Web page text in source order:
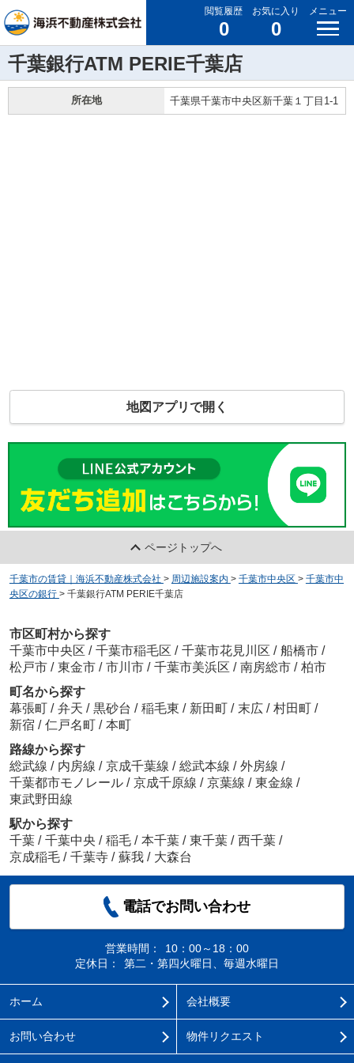
閲覧履歴
0
お気に入り
0
メニュー
千葉銀行ATM PERIE千葉店
所在地 千葉県千葉市中央区新千葉１丁目1-1
地図アプリで開く
ページトップへ
千葉市の賃貸｜海浜不動産株式会社 > 周辺施設案内 > 千葉市中央区 > 千葉市中
央区の銀行 > 千葉銀行ATM PERIE千葉店
市区町村から探す
千葉市中央区 / 千葉市稲毛区 / 千葉市花見川区 / 船橋市 /
松戸市 / 東金市 / 市川市 / 千葉市美浜区 / 南房総市 / 柏市
町名から探す
幕張町 / 弁天 / 黒砂台 / 稲毛東 / 新田町 / 末広 / 村田町 /
新宿 / 仁戸名町 / 本町
路線から探す
総武線 / 内房線 / 京成千葉線 / 総武本線 / 外房線 /
千葉都市モノレール / 京成千原線 / 京葉線 / 東金線 /
東武野田線
駅から探す
千葉 / 千葉中央 / 稲毛 / 本千葉 / 東千葉 / 西千葉 /
京成稲毛 / 千葉寺 / 蘇我 / 大森台
電話でお問い合わせ
営業時間：
10：00～18：00
定休日：
第二・第四火曜日、毎週水曜日
ホーム 会社概要
お問い合わせ 物件リクエスト